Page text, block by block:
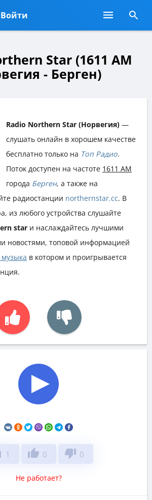
Войти
Star (1611 AM
- Берген)
Radio Northern Star (Норвегия) —
слушать онлайн в хорошем качестве
бесплатно только на Топ Радио.
Поток доступен на частоте 1611 AM
города Берген, а также на
радиостанции northernstar.cc. В
из любого устройства слушайте
star и наслаждайтесь лучшими
новостями, топовой информацией
в котором и проигрывается
1 thumb_up 0 thumb_down 0
Не работает?